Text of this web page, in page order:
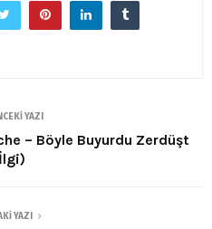
YAZI
– Böyle Buyurdu Zerdüşt
YAZI